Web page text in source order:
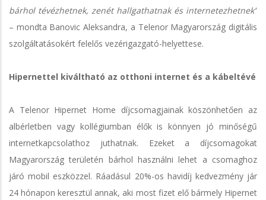
bárhol tévézhetnek, zenét hallgathatnak és internetezhetnek”
– mondta Banovic Aleksandra, a Telenor Magyarország digitális
szolgáltatásokért felelős vezérigazgató-helyettese.
Hipernettel kiváltható az otthoni internet és a kábeltévé
A Telenor Hipernet Home díjcsomagjainak köszönhetően az
albérletben vagy kollégiumban élők is könnyen jó minőségű
internetkapcsolathoz juthatnak. Ezeket a díjcsomagokat
Magyarország területén bárhol használni lehet a csomaghoz
járó mobil eszközzel. Ráadásul 20%-os havidíj kedvezmény jár
24 hónapon keresztül annak, aki most fizet elő bármely Hipernet